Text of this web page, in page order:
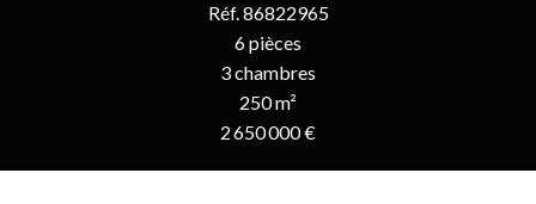
Réf. 86822965
6 pièces
3 chambres
250 m²
2 650 000 €